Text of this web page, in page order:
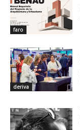
faro
deriva